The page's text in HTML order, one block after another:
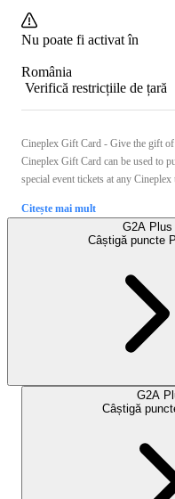
Nu poate fi activat în
România
Verifică restricțiile de țară
Cineplex Gift Card - Give the gift
Cineplex Gift Card can be used to
special event tickets at any Cineplex
Citește mai mult
G2A Plus
Câștigă puncte
G2A
Câștigă